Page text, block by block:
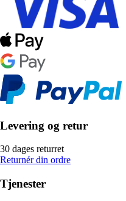
Levering og retur
30 dages returret
Returnér din ordre
Tjenester